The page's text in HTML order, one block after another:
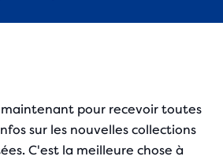
maintenant pour recevoir toutes
sur les nouvelles collections
C'est la meilleure chose à